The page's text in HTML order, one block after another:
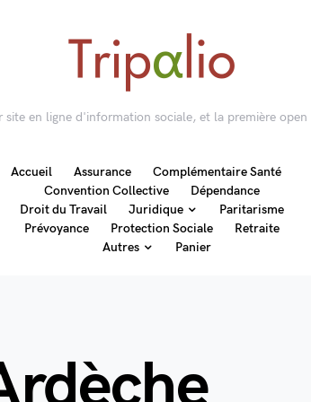
site en ligne d'information sociale, et la première open
Accueil Assurance
Complémentaire Santé
Convention Collective
Dépendance
Droit du Travail
Juridique
Paritarisme
Prévoyance
Protection Sociale
Retraite
Autres
Panier